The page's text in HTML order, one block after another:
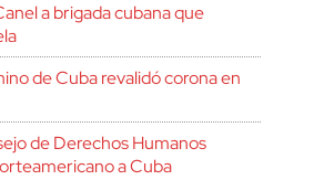
a brigada cubana que
de Cuba revalidó corona en
de Derechos Humanos
a Cuba